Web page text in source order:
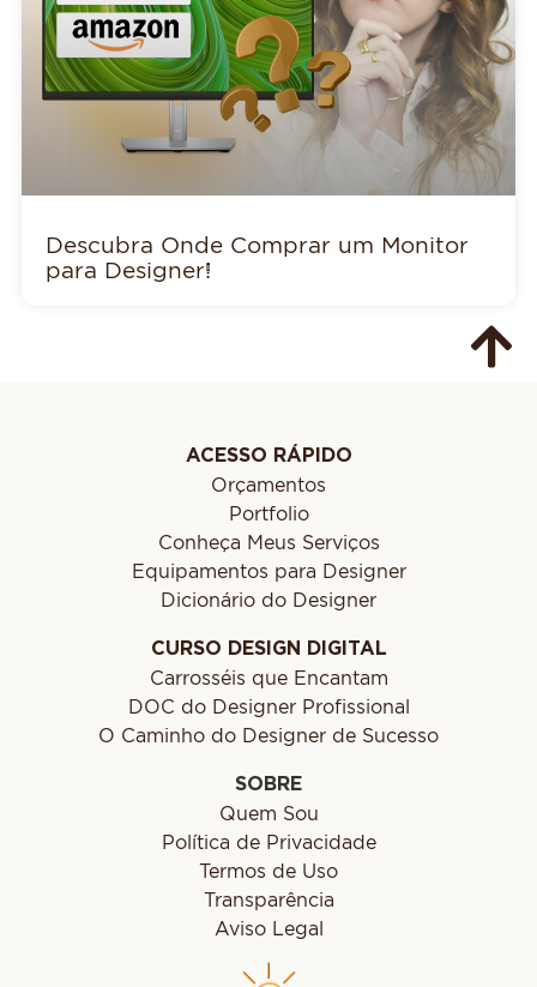
Descubra Onde Comprar um Monitor
para Designer!
ACESSO RÁPIDO
Orçamentos
Portfolio
Conheça Meus Serviços
Equipamentos para Designer
Dicionário do Designer
CURSO DESIGN DIGITAL
Carrosséis que Encantam
DOC do Designer Profissional
O Caminho do Designer de Sucesso
SOBRE
Quem Sou
Política de Privacidade
Termos de Uso
Transparência
Aviso Legal